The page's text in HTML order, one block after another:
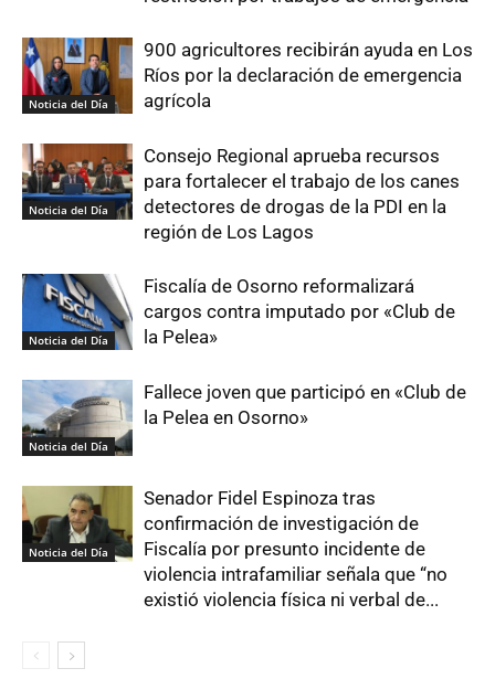
Noticia del Día
900 agricultores recibirán ayuda en Los
Ríos por la declaración de emergencia
agrícola
Noticia del Día
Consejo Regional aprueba recursos
para fortalecer el trabajo de los canes
detectores de drogas de la PDI en la
región de Los Lagos
Noticia del Día
Fiscalía de Osorno reformalizará
cargos contra imputado por «Club de
la Pelea»
Noticia del Día
Fallece joven que participó en «Club de
la Pelea en Osorno»
Noticia del Día
Senador Fidel Espinoza tras
confirmación de investigación de
Fiscalía por presunto incidente de
violencia intrafamiliar señala que “no
existió violencia física ni verbal de...